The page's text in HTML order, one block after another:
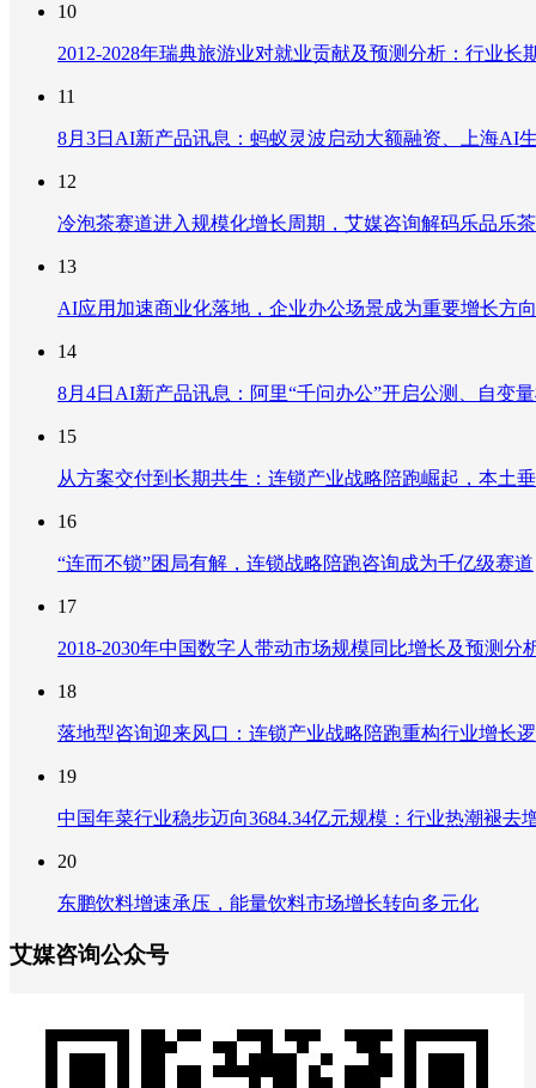
10
2012-2028年瑞典旅游业对就业贡献及预测分析：行业
11
8月3日AI新产品讯息：蚂蚁灵波启动大额融资、上海AI
12
冷泡茶赛道进入规模化增长周期，艾媒咨询解码乐品乐
13
AI应用加速商业化落地，企业办公场景成为重要增长方向
14
8月4日AI新产品讯息：阿里“千问办公”开启公测、自变
15
从方案交付到长期共生：连锁产业战略陪跑崛起，本土
16
“连而不锁”困局有解，连锁战略陪跑咨询成为千亿级赛道
17
2018-2030年中国数字人带动市场规模同比增长及预测
18
落地型咨询迎来风口：连锁产业战略陪跑重构行业增
19
中国年菜行业稳步迈向3684.34亿元规模：行业热潮褪
20
东鹏饮料增速承压，能量饮料市场增长转向多元化
艾媒咨询公众号